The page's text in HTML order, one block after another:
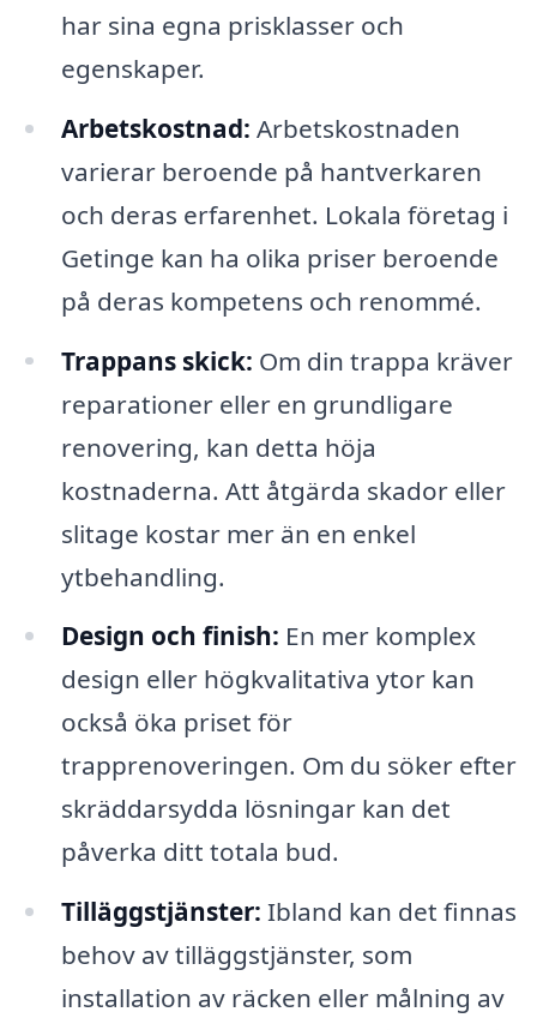
har sina egna prisklasser och
egenskaper.
Arbetskostnad: Arbetskostnaden
varierar beroende på hantverkaren
och deras erfarenhet. Lokala företag i
Getinge kan ha olika priser beroende
på deras kompetens och renommé.
Trappans skick: Om din trappa kräver
reparationer eller en grundligare
renovering, kan detta höja
kostnaderna. Att åtgärda skador eller
slitage kostar mer än en enkel
ytbehandling.
Design och finish: En mer komplex
design eller högkvalitativa ytor kan
också öka priset för
trapprenoveringen. Om du söker efter
skräddarsydda lösningar kan det
påverka ditt totala bud.
Tilläggstjänster: Ibland kan det finnas
behov av tilläggstjänster, som
installation av räcken eller målning av